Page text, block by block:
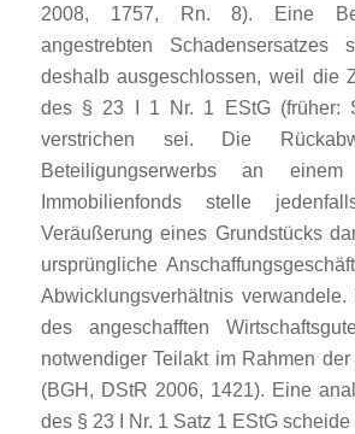
2008, 1757, Rn. 8). Eine
angestrebten
deshalb ausgeschlossen, weil die
des § 23 I 1 Nr. 1 EStG (früher:
verstrichen sei. Die
Beteiligungserwerbs an einem
Immobilienfonds stelle
Veräußerung eines Grundstücks
ursprüngliche
Abwicklungsverhältnis
des angeschafften
notwendiger Teilakt im Rahmen
(BGH, DStR 2006, 1421). Eine
des § 23 I Nr. 1 Satz 1 EStG